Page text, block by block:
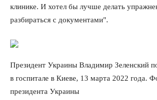
клинике. И хотел бы лучше делать
разбираться с документами".
Президент Украины Владимир Зеленский
в госпитале в Киеве, 13 марта 2022 года.
президента Украины